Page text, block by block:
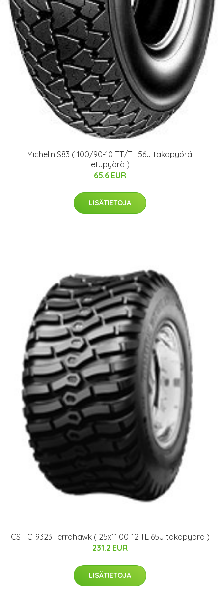
Michelin S83 ( 100/90-10 TT/TL 56J takapyörä,
etupyörä )
65.6 EUR
LISÄTIETOJA
CST C-9323 Terrahawk ( 25x11.00-12 TL 65J takapyörä )
231.2 EUR
LISÄTIETOJA